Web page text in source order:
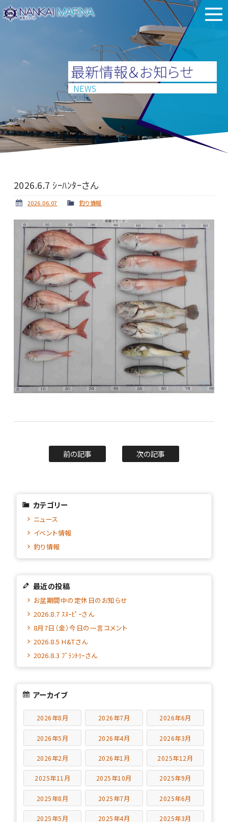
最新情報＆お知らせ
NEWS
2026.6.7 ｼｰﾊﾝﾀｰさん
2026.06.07 釣り情報
前の記事 次の記事
カテゴリー
ニュース
イベント情報
釣り情報
最近の投稿
お盆期間中の定休日のお知らせ
2026.8.7 ｽﾇｰﾋﾟｰさん
8月7日（金）今日の一言コメント
2026.8.5 H&Tさん
2026.8.3 ﾌﾟﾗﾝﾄﾘｰさん
アーカイブ
2026年8月 2026年7月 2026年6月
2026年5月 2026年4月 2026年3月
2026年2月 2026年1月 2025年12月
2025年11月 2025年10月 2025年9月
2025年8月 2025年7月 2025年6月
2025年5月 2025年4月 2025年3月